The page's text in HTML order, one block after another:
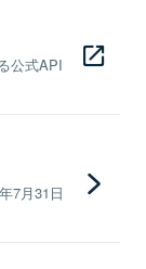
公式API
7月31日